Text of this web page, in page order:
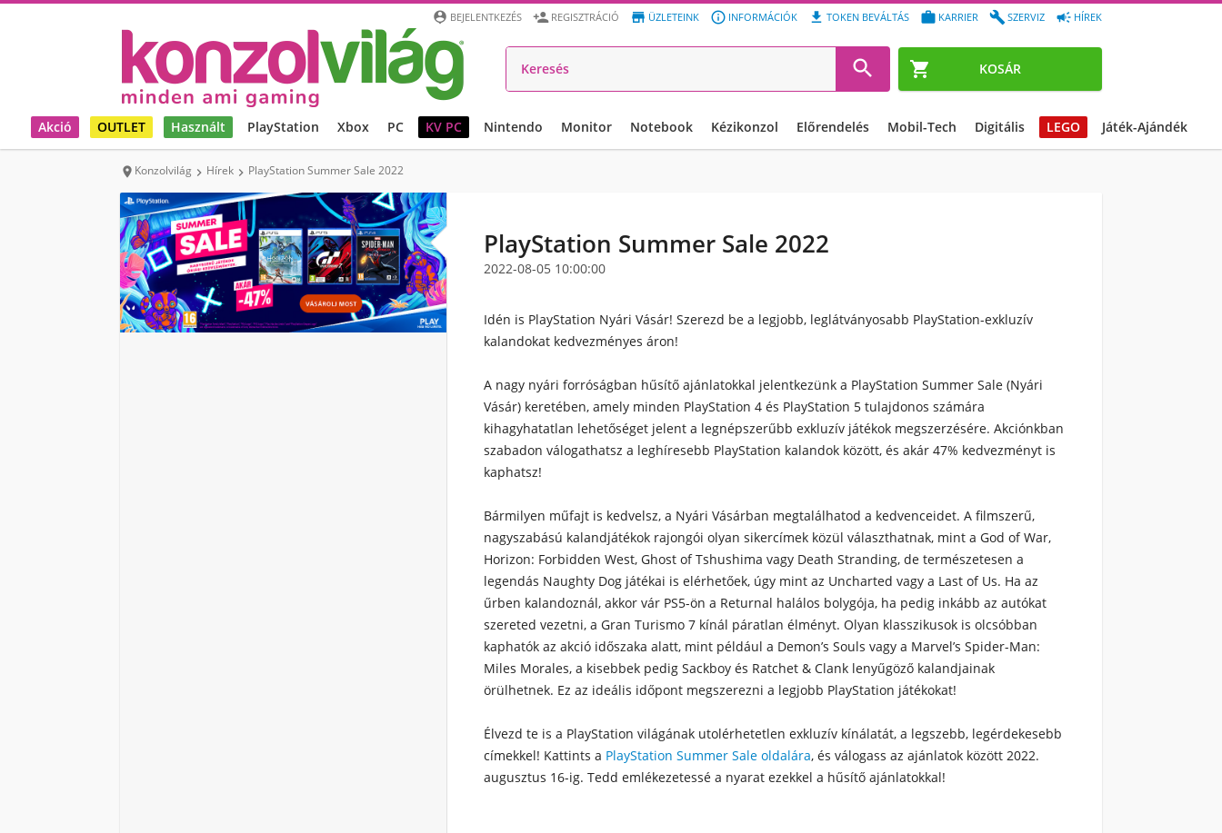
 KOSÁR
 HÍREK
 SZERVIZ
 KARRIER
 TOKEN BEVÁLTÁS
 INFORMÁCIÓK
 ÜZLETEINK
 REGISZTRÁCIÓ
 BEJELENTKEZÉS

Akció OUTLET Használt PlayStation Xbox PC KV PC Nintendo Monitor Notebook Kézikonzol Előrendelés Mobil-Tech Digitális LEGO Játék-Ajándék
 Konzolvilág  Hírek  PlayStation Summer Sale 2022
PlayStation Summer Sale 2022
2022-08-05 10:00:00
Idén is PlayStation Nyári Vásár! Szerezd be a legjobb, leglátványosabb PlayStation-exkluzív
kalandokat kedvezményes áron!
A nagy nyári forróságban hűsítő ajánlatokkal jelentkezünk a PlayStation Summer Sale (Nyári
Vásár) keretében, amely minden PlayStation 4 és PlayStation 5 tulajdonos számára
kihagyhatatlan lehetőséget jelent a legnépszerűbb exkluzív játékok megszerzésére. Akciónkban
szabadon válogathatsz a leghíresebb PlayStation kalandok között, és akár 47% kedvezményt is
kaphatsz!
Bármilyen műfajt is kedvelsz, a Nyári Vásárban megtalálhatod a kedvenceidet. A filmszerű,
nagyszabású kalandjátékok rajongói olyan sikercímek közül választhatnak, mint a God of War,
Horizon: Forbidden West, Ghost of Tshushima vagy Death Stranding, de természetesen a
legendás Naughty Dog játékai is elérhetőek, úgy mint az Uncharted vagy a Last of Us. Ha az
űrben kalandoznál, akkor vár PS5-ön a Returnal halálos bolygója, ha pedig inkább az autókat
szereted vezetni, a Gran Turismo 7 kínál páratlan élményt. Olyan klasszikusok is olcsóbban
kaphatók az akció időszaka alatt, mint például a Demon’s Souls vagy a Marvel’s Spider-Man:
Miles Morales, a kisebbek pedig Sackboy és Ratchet & Clank lenyűgöző kalandjainak
örülhetnek. Ez az ideális időpont megszerezni a legjobb PlayStation játékokat!
Élvezd te is a PlayStation világának utolérhetetlen exkluzív kínálatát, a legszebb, legérdekesebb
címekkel! Kattints a PlayStation Summer Sale oldalára, és válogass az ajánlatok között 2022.
augusztus 16-ig. Tedd emlékezetessé a nyarat ezekkel a hűsítő ajánlatokkal!